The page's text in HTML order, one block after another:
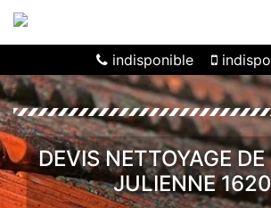
indisponible
DEVIS NETTOYAGE
JULIENNE